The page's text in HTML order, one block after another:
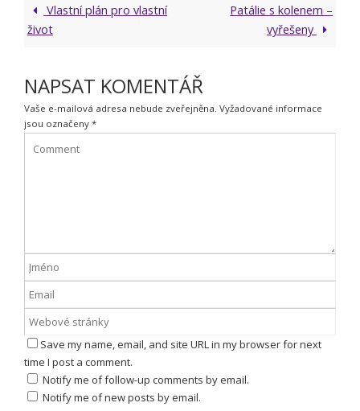
Vlastní plán pro vlastní
život
Patálie s kolenem –
vyřešeny
NAPSAT KOMENTÁŘ
Vaše e-mailová adresa nebude zveřejněna. Vyžadované informace
jsou označeny *
Save my name, email, and site URL in my browser for next
time I post a comment.
Notify me of follow-up comments by email.
Notify me of new posts by email.